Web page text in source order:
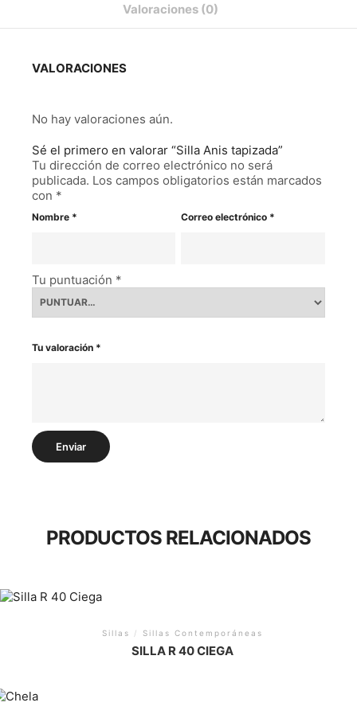
Valoraciones (0)
VALORACIONES
No hay valoraciones aún.
Sé el primero en valorar “Silla Anis tapizada”
Tu dirección de correo electrónico no será
publicada. Los campos obligatorios están marcados
con *
Nombre * Correo electrónico *
Tu puntuación *
Tu valoración *
PRODUCTOS RELACIONADOS
Sillas / Sillas Contemporáneas
SILLA R 40 CIEGA